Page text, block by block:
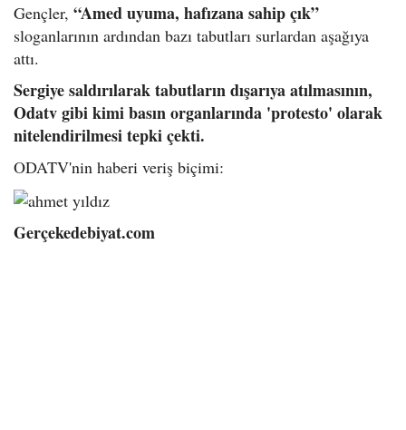
Gençler, “Amed uyuma, hafızana sahip çık”
sloganlarının ardından bazı tabutları surlardan aşağıya
attı.
Sergiye saldırılarak tabutların dışarıya atılmasının,
Odatv gibi kimi basın organlarında 'protesto' olarak
nitelendirilmesi tepki çekti.
ODATV'nin haberi veriş biçimi:
Gerçekedebiyat.com